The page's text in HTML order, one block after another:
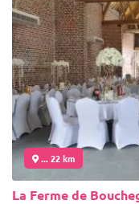
... 22 km
La Ferme de